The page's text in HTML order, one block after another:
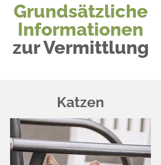
Grundsätzliche
Informationen
zur Vermittlung
Katzen